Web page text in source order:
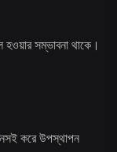
হওয়ার সম্ভাবনা থাকে।
করে উপস্থাপন